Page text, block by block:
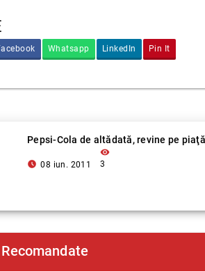
Whatsapp LinkedIn Pin It
Pepsi-Cola de altădată, revine pe piaţă
access_time_filled 08 iun. 2011
visibility
3